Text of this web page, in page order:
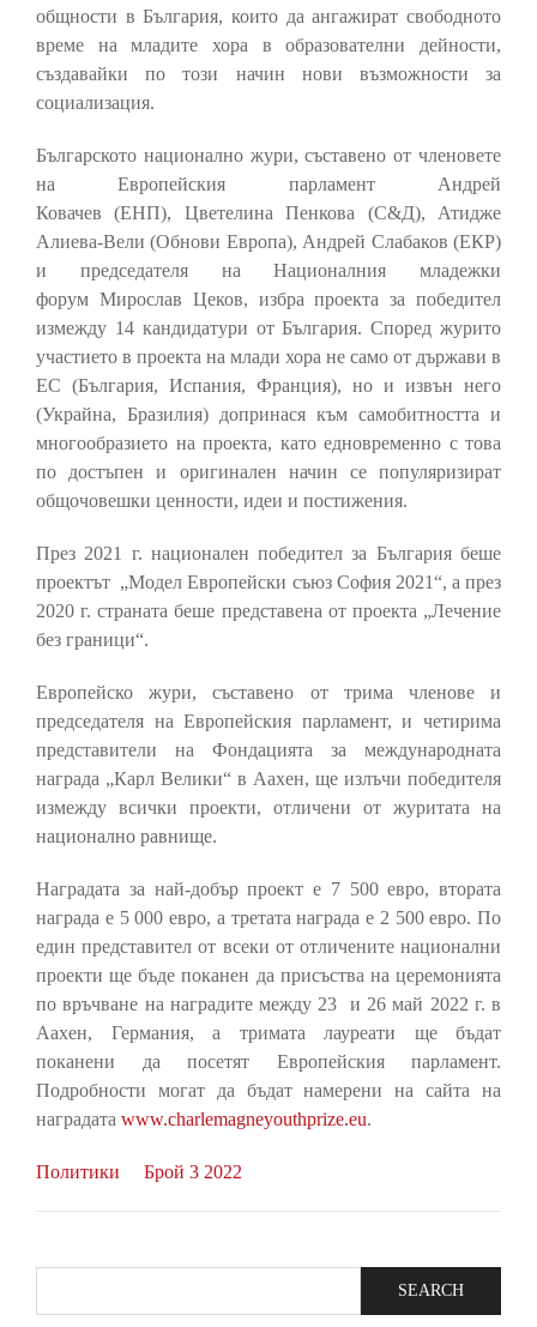
общности в България, които да ангажират свободното
време на младите хора в образователни дейности,
създавайки по този начин нови възможности за
социализация.
Българското национално жури, съставено от членовете
на Европейския парламент Андрей
Ковачев (ЕНП), Цветелина Пенкова (С&Д), Атидже
Алиева-Вели (Обнови Европа), Андрей Слабаков (ЕКР)
и председателя на Националния младежки
форум Мирослав Цеков, избра проекта за победител
измежду 14 кандидатури от България. Според журито
участието в проекта на млади хора не само от държави в
ЕС (България, Испания, Франция), но и извън него
(Украйна, Бразилия) допринася към самобитността и
многообразието на проекта, като едновременно с това
по достъпен и оригинален начин се популяризират
общочовешки ценности, идеи и постижения.
През 2021 г. национален победител за България беше
проектът „Модел Европейски съюз София 2021“, а през
2020 г. страната беше представена от проекта „Лечение
без граници“.
Европейско жури, съставено от трима членове и
председателя на Европейския парламент, и четирима
представители на Фондацията за международната
награда „Карл Велики“ в Аахен, ще излъчи победителя
измежду всички проекти, отличени от журитата на
национално равнище.
Наградата за най-добър проект е 7 500 евро, втората
награда е 5 000 евро, а третата награда е 2 500 евро. По
един представител от всеки от отличените национални
проекти ще бъде поканен да присъства на церемонията
по връчване на наградите между 23 и 26 май 2022 г. в
Аахен, Германия, а тримата лауреати ще бъдат
поканени да посетят Европейския парламент.
Подробности могат да бъдат намерени на сайта на
наградата www.charlemagneyouthprize.eu.
Политики Брой 3 2022